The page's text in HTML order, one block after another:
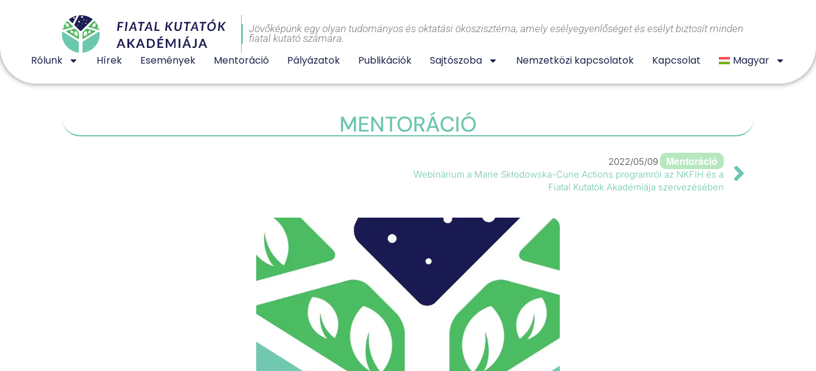
Jövőképünk egy olyan tudományos és oktatási ökoszisztéma, amely esélyegyenlőséget és esélyt biztosít minden
fiatal kutató számára.
Rólunk Hírek Események Mentoráció Pályázatok Publikációk Sajtószoba Nemzetközi kapcsolatok Kapcsolat Magyar
MENTORÁCIÓ
2022/05/09 Mentoráció
Webinárium a Marie Skłodowska-Curie Actions programról az NKFIH és a
Fiatal Kutatók Akadémiája szervezésében